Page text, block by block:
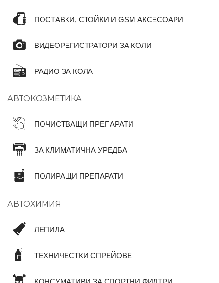
ПОСТАВКИ, СТОЙКИ И GSM АКСЕСОАРИ
ВИДЕОРЕГИСТРАТОРИ ЗА КОЛИ
РАДИО ЗА КОЛА
АВТОКОЗМЕТИКА
ПОЧИСТВАЩИ ПРЕПАРАТИ
ЗА КЛИМАТИЧНА УРЕДБА
ПОЛИРАЩИ ПРЕПАРАТИ
АВТОХИМИЯ
ЛЕПИЛА
ТЕХНИЧЕСТКИ СПРЕЙОВЕ
КОНСУМАТИВИ ЗА СПОРТНИ ФИЛТРИ